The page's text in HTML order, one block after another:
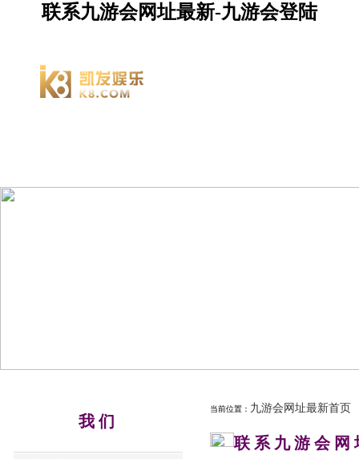
联系九游会网址最新-九游会登陆
我们
当前位置： 九游会网址最新首页
联系九游会网